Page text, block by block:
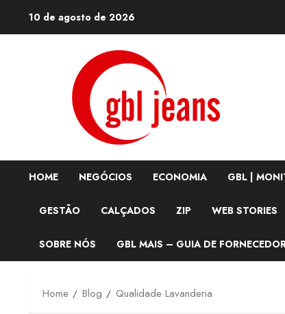
10 de agosto de 2026
HOME NEGÓCIOS ECONOMIA GBL |
GESTÃO CALÇADOS ZIP WEB STORIES
SOBRE NÓS GBL MAIS – GUIA DE
Home Blog Qualidade Lavanderia